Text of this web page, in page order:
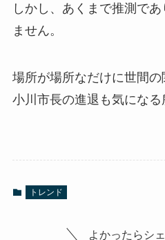
しかし、あくまで推測で
ません。
場所が場所なだけに世間
小川市長の進退も気になる
トレンド
よかったらシ